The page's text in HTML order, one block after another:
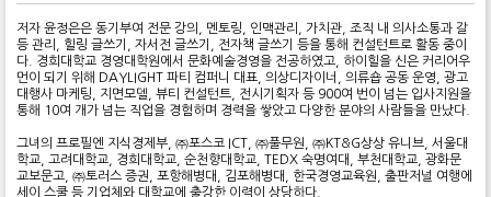
저자 윤정은은 동기부여 전문 강의, 멘토링, 인맥관리, 가치관, 조직 내 의사소통과 갈
등 관리, 힐링 글쓰기, 자서전 글쓰기, 전자책 글쓰기 등을 통해 컨설턴트로 활동 중이
다. 경희대학교 경영대학원에서 문화예술경영을 전공하였고, 하이힐을 신은 커리어우
먼이 되기 위해 DAYLIGHT 파티 컴퍼니 대표, 의상디자이너, 의류숍 공동 운영, 광고
대행사 마케팅, 지면모델, 뷰티 컨설턴트, 전시기획자 등 900여 번이 넘는 입사지원을
통해 10여 개가 넘는 직업을 경험하며 경력을 쌓았고 다양한 분야의 사람들을 만났다.
그녀의 프로필엔 지식경제부, ㈜포스코 ICT, ㈜풀무원, ㈜KT&G상상 유니브, 서울대
학교, 고려대학교, 경희대학교, 순천향대학교, TEDX 숙명여대, 부천대학교, 광화문
교보문고, ㈜토러스 증권, 포항해병대, 김포해병대, 한국경영교육원, 출판저널 여행에
세이 스쿨 등 기업체와 대학교에 출강한 이력이 상당하다.